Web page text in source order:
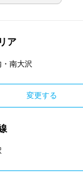
ア
南大沢
変更する